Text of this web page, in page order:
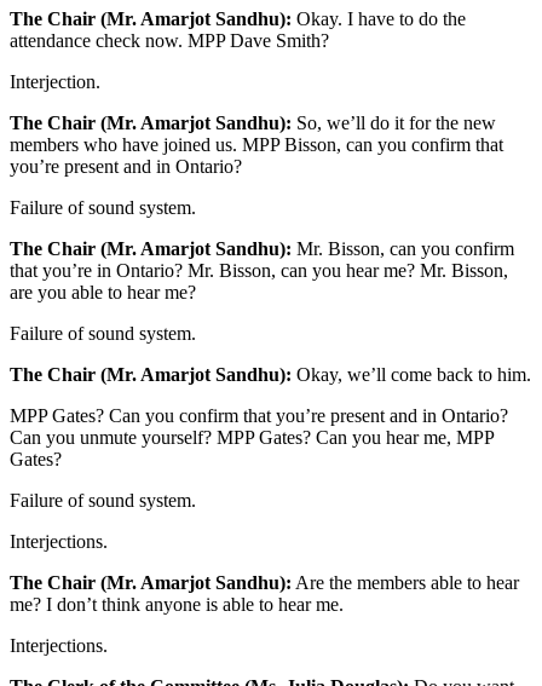
The Chair (Mr. Amarjot Sandhu): Okay. I have to do the
attendance check now. MPP Dave Smith?
Interjection.
The Chair (Mr. Amarjot Sandhu): So, we’ll do it for the new
members who have joined us. MPP Bisson, can you confirm that
you’re present and in Ontario?
Failure of sound system.
The Chair (Mr. Amarjot Sandhu): Mr. Bisson, can you confirm
that you’re in Ontario? Mr. Bisson, can you hear me? Mr. Bisson,
are you able to hear me?
Failure of sound system.
The Chair (Mr. Amarjot Sandhu): Okay, we’ll come back to him.
MPP Gates? Can you confirm that you’re present and in Ontario?
Can you unmute yourself? MPP Gates? Can you hear me, MPP
Gates?
Failure of sound system.
Interjections.
The Chair (Mr. Amarjot Sandhu): Are the members able to hear
me? I don’t think anyone is able to hear me.
Interjections.